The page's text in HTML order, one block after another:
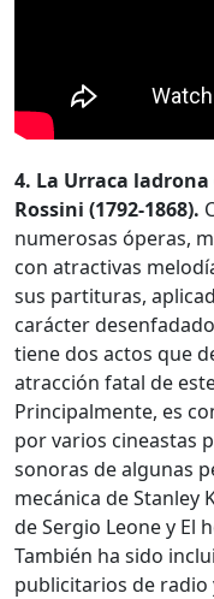
4. La Urraca
Rossini (1792-1868).
numerosas óperas,
con atractivas
sus partituras,
carácter
tiene dos actos que
atracción fatal de
Principalmente, es
por varios cineastas
sonoras de algunas
mecánica de Stanley
de Sergio Leone y El
También ha sido
publicitarios de radio